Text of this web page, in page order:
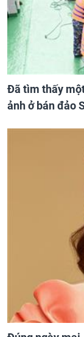
Đã tìm thấy
ảnh ở bán đảo